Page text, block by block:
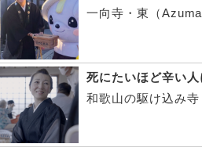
一向寺・東（
死にたいほど辛い
和歌山の駆け込み